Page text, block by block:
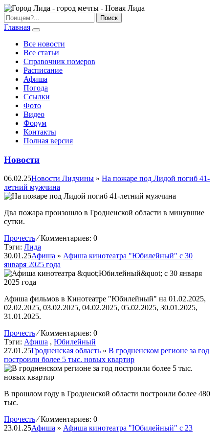
Главная
Все новости
Все статьи
Справочник номеров
Расписание
Афиша
Погода
Ссылки
Фото
Видео
Форум
Контакты
Полная версия
Новости
06.02.25Новости Лидчины » На пожаре под Лидой погиб 41-
летний мужчина
Два пожара произошло в Гродненской области в минувшие
сутки.
Прочесть ⁄Комментариев: 0
Тэги: Лида
30.01.25Афиша » Афиша кинотеатра "Юбилейный" c 30
января 2025 года
Афиша фильмов в Кинотеатре "Юбилейный" на 01.02.2025,
02.02.2025, 03.02.2025, 04.02.2025, 05.02.2025, 30.01.2025,
31.01.2025.
Прочесть ⁄Комментариев: 0
Тэги: Афиша , Юбилейный
27.01.25Гродненская область » В гродненском регионе за год
построили более 5 тыс. новых квартир
В прошлом году в Гродненской области построили более 480
тыс.
Прочесть ⁄Комментариев: 0
23.01.25Афиша » Афиша кинотеатра "Юбилейный" c 23